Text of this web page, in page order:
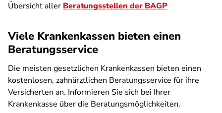
Übersicht aller Beratungsstellen der BAGP
Viele Krankenkassen bieten einen
Beratungsservice
Die meisten gesetzlichen Krankenkassen bieten einen
kostenlosen, zahnärztlichen Beratungsservice für ihre
Versicherten an. Informieren Sie sich bei Ihrer
Krankenkasse über die Beratungsmöglichkeiten.